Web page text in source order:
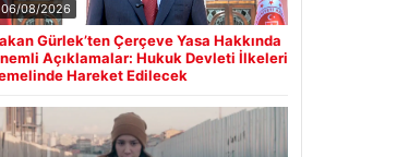
06/08/2026
Gürlek’ten Çerçeve Yasa Hakkında
Açıklamalar: Hukuk Devleti İlkeleri
Hareket Edilecek